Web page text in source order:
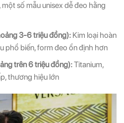
số mẫu unisex dễ đeo hằng
3-6 triệu đồng): Kim loại hoàn
phổ biến, form đeo ổn định hơn
trên 6 triệu đồng):Titanium,
thương hiệu lớn